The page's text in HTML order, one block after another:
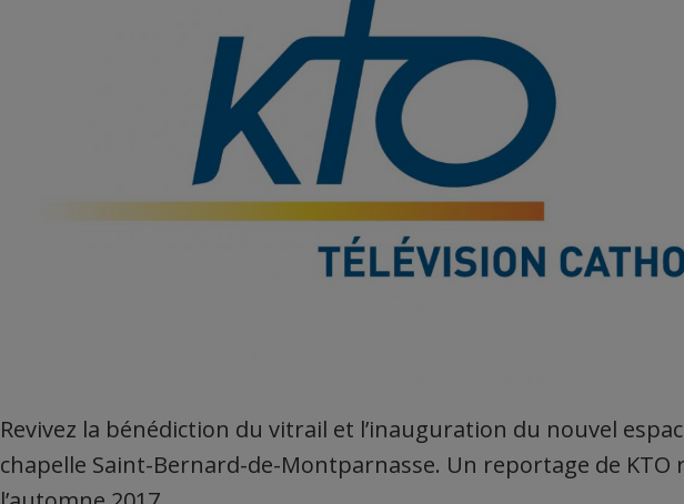
Revivez la bénédiction du vitrail et l’inauguration du nouvel
chapelle Saint-Bernard-de-Montparnasse. Un reportage de KTO